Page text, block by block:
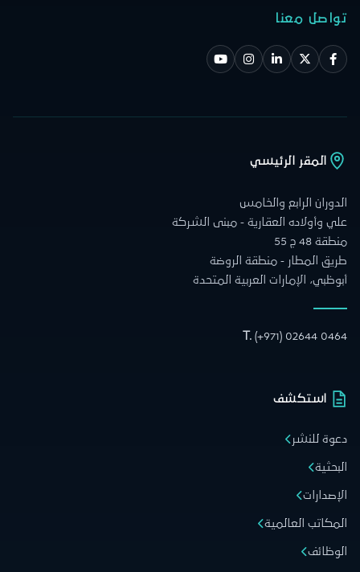
تواصل معنا
المقر الرئيسي
الدوران الرابع والخامس
علي وأولاده العقارية - مبنى الشركة
منطقة 48 ج 55
طريق المطار - منطقة الروضة
أبوظبي، الإمارات العربية المتحدة
T. (+971) 02644 0464
استكشف
دعوة للنشر
البحثية
الإصدارات
المكاتب العالمية
الوظائف